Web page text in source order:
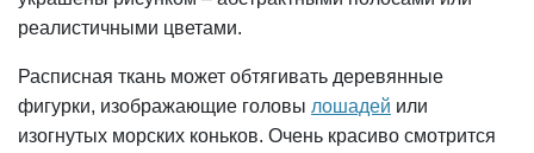
реалистичными цветами.
Расписная ткань может обтягивать деревянные
фигурки, изображающие головы лошадей или
изогнутых морских коньков. Очень красиво смотрится